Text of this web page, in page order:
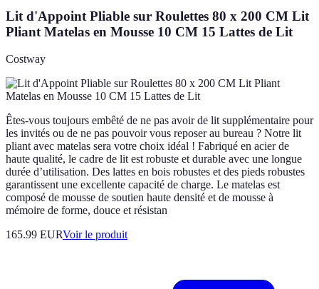
Lit d'Appoint Pliable sur Roulettes 80 x 200 CM Lit
Pliant Matelas en Mousse 10 CM 15 Lattes de Lit
Costway
Êtes-vous toujours embêté de ne pas avoir de lit supplémentaire pour
les invités ou de ne pas pouvoir vous reposer au bureau ? Notre lit
pliant avec matelas sera votre choix idéal ! Fabriqué en acier de
haute qualité, le cadre de lit est robuste et durable avec une longue
durée d’utilisation. Des lattes en bois robustes et des pieds robustes
garantissent une excellente capacité de charge. Le matelas est
composé de mousse de soutien haute densité et de mousse à
mémoire de forme, douce et résistan
165.99 EURVoir le produit